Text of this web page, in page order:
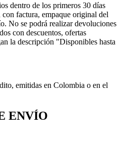
dentro de los primeros 30 días
con factura, empaque original del
No se podrá realizar devoluciones
con descuentos, ofertas
la descripción "Disponibles hasta
emitidas en Colombia o en el
ENVÍO